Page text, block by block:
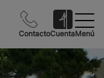
ContactoCuentaMenú